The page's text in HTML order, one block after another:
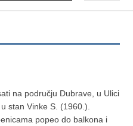
na području Dubrave, u Ulici
stan Vinke S. (1960.).
popeo do balkona i